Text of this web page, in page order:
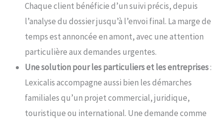
Chaque client bénéficie d’un suivi précis, depuis
l’analyse du dossier jusqu’à l’envoi final. La marge de
temps est annoncée en amont, avec une attention
particulière aux demandes urgentes.
Une solution pour les particuliers et les entreprises:
Lexicalis accompagne aussi bien les démarches
familiales qu’un projet commercial, juridique,
touristique ou international. Une demande comme